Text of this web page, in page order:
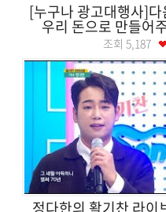
[누구나 광고대행사]
우리 돈으로 만들어
조회 5,187
정다한의 활기찬 라이